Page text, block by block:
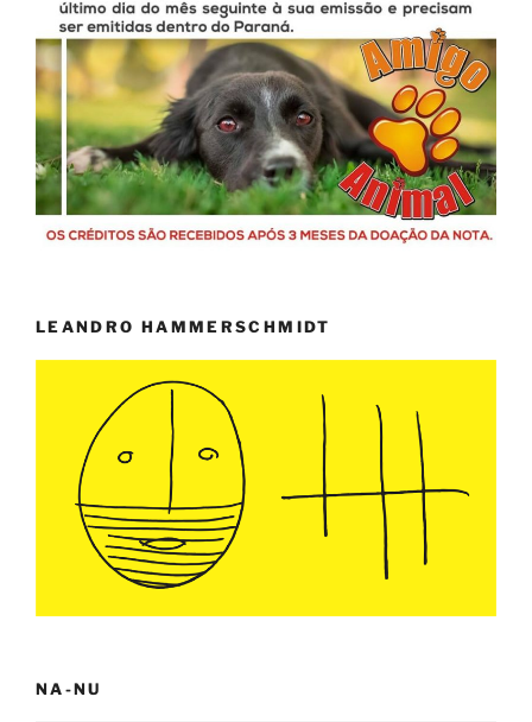
LEANDRO HAMMERSCHMIDT
NA-NU